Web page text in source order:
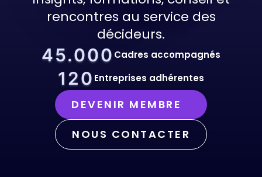
rencontres au service des
décideurs.
45.000 Cadres accompagnés
120 Entreprises adhérentes
DEVENIR MEMBRE
NOUS CONTACTER